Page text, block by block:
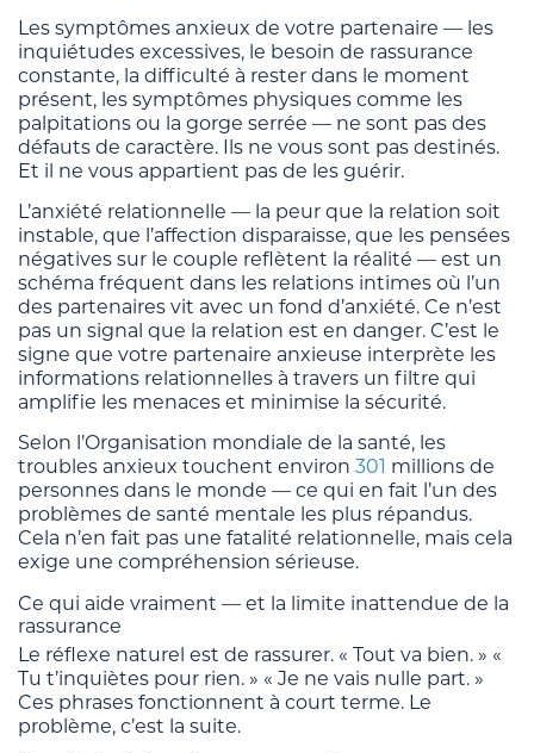
Les symptômes anxieux de votre partenaire — les
inquiétudes excessives, le besoin de rassurance
constante, la difficulté à rester dans le moment
présent, les symptômes physiques comme les
palpitations ou la gorge serrée — ne sont pas des
défauts de caractère. Ils ne vous sont pas destinés.
Et il ne vous appartient pas de les guérir.
L’anxiété relationnelle — la peur que la relation soit
instable, que l’affection disparaisse, que les pensées
négatives sur le couple reflètent la réalité — est un
schéma fréquent dans les relations intimes où l’un
des partenaires vit avec un fond d’anxiété. Ce n’est
pas un signal que la relation est en danger. C’est le
signe que votre partenaire anxieuse interprète les
informations relationnelles à travers un filtre qui
amplifie les menaces et minimise la sécurité.
Selon l’Organisation mondiale de la santé, les
troubles anxieux touchent environ 301 millions de
personnes dans le monde — ce qui en fait l’un des
problèmes de santé mentale les plus répandus.
Cela n’en fait pas une fatalité relationnelle, mais cela
exige une compréhension sérieuse.
Ce qui aide vraiment — et la limite inattendue de la
rassurance
Le réflexe naturel est de rassurer. « Tout va bien. » «
Tu t’inquiètes pour rien. » « Je ne vais nulle part. »
Ces phrases fonctionnent à court terme. Le
problème, c’est la suite.